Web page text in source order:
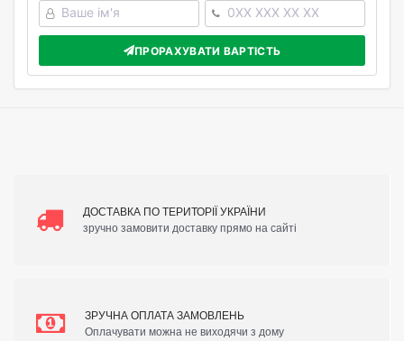
ПРОРАХУВАТИ ВАРТІСТЬ
ДОСТАВКА ПО ТЕРИТОРІЇ УКРАЇНИ
зручно замовити доставку прямо на сайті
ЗРУЧНА ОПЛАТА ЗАМОВЛЕНЬ
Оплачувати можна не виходячи з дому